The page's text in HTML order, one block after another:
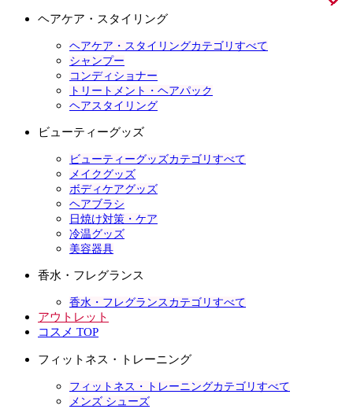
ヘアケア・スタイリング
ヘアケア・スタイリングカテゴリすべて
シャンプー
コンディショナー
トリートメント・ヘアパック
ヘアスタイリング
ビューティーグッズ
ビューティーグッズカテゴリすべて
メイクグッズ
ボディケアグッズ
ヘアブラシ
日焼け対策・ケア
冷温グッズ
美容器具
香水・フレグランス
香水・フレグランスカテゴリすべて
アウトレット
コスメ TOP
フィットネス・トレーニング
フィットネス・トレーニングカテゴリすべて
メンズ シューズ